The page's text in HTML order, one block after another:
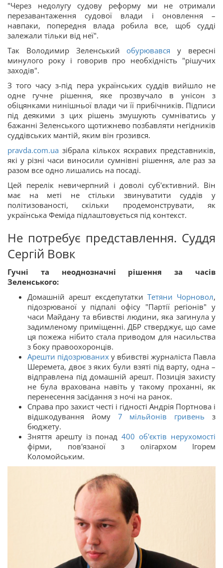
"Через недолугу судову реформу ми не отримали
перезавантаження судової влади і оновлення –
навпаки, попередня влада робила все, щоб судді
залежали тільки від неї".
Так Володимир Зеленськийобурювався у вересні
минулого року і говорив про необхідність "рішучих
заходів".
З того часу з-під пера українських суддів вийшло не
одне гучне рішення, яке прозвучало в унісон з
обіцянками нинішньої влади чи її прибічників. Підписи
під деякими з цих рішень змушують сумніватись у
бажанні Зеленського щотижнево позбавляти негідників
суддівських мантій, яким він грозився.
pravda.com.ua зібрала кількох яскравих представників,
які у різні часи виносили сумнівні рішення, але раз за
разом все одно лишались на посаді.
Цей перелік невичерпний і доволі суб'єктивний. Він
має на меті не стільки звинуватити суддів у
політизованості, скільки продемонструвати, як
українська Феміда підлаштовується під контекст.
Не потребує представлення. Суддя
Сергій Вовк
Гучні та неоднозначні рішення за часів
Зеленського:
Домашній арешт ексдепутатки Тетяни Чорновол,
підозрюваної у підпалі офісу "Партії регіонів" у
часи Майдану та вбивстві людини, яка загинула у
задимленому приміщенні. ДБР стверджує, що саме
ця пожежа нібито стала приводом для насильства
з боку правоохоронців.
Арешти підозрюваних у вбивстві журналіста Павла
Шеремета, двоє з яких були взяті під варту, одна –
відправлена під домашній арешт. Позиція захисту
не була врахована навіть у такому проханні, як
перенесення засідання з ночі на ранок.
Справа про захист честі і гідності Андрія Портнова і
відшкодування йому 7 мільйонів гривень з
бюджету.
Зняття арешту із понад400 об'єктів нерухомості
фірми, пов'язаної з олігархом Ігорем
Коломойським.